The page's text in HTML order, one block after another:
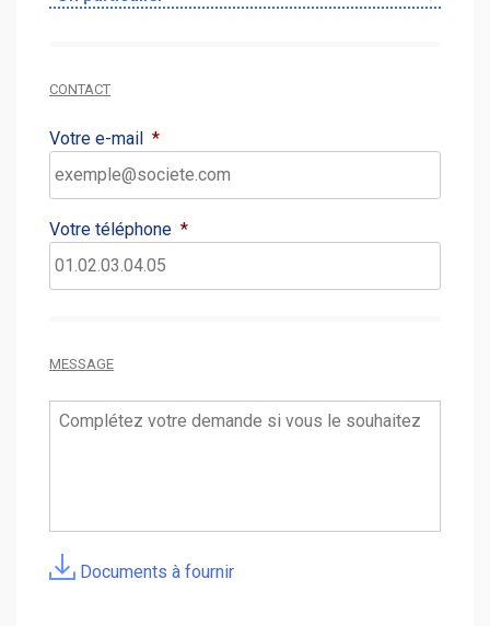
CONTACT
Votre e-mail *
Votre téléphone *
MESSAGE
Documents à fournir